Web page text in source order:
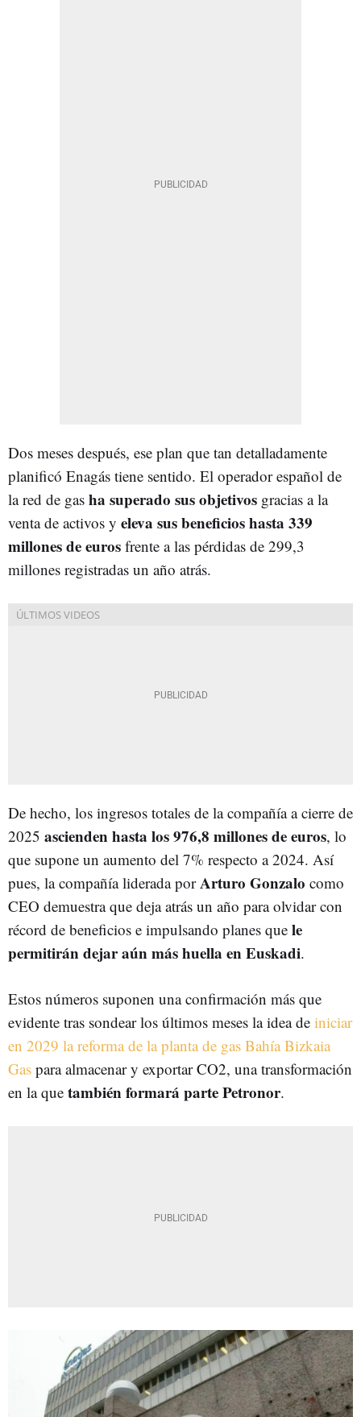
Dos meses después, ese plan que tan detalladamente
planificó Enagás tiene sentido. El operador español de
la red de gas ha superado sus objetivos gracias a la
venta de activos y eleva sus beneficios hasta 339
millones de euros frente a las pérdidas de 299,3
millones registradas un año atrás.
De hecho, los ingresos totales de la compañía a cierre de
2025 ascienden hasta los 976,8 millones de euros, lo
que supone un aumento del 7% respecto a 2024. Así
pues, la compañía liderada porArturo Gonzalo como
CEO demuestra que deja atrás un año para olvidar con
récord de beneficios e impulsando planes que le
permitirán dejar aún más huella en Euskadi.
Estos números suponen una confirmación más que
evidente tras sondear los últimos meses la idea de iniciar
en 2029 la reforma de la planta de gas Bahía Bizkaia
Gas para almacenar y exportar CO2, una transformación
en la que también formará parte Petronor.